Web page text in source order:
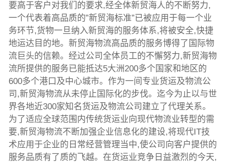
要高于客户对我们的要求,经全体新贸海人的不断努力,
一个代表着高品质的”新贸海标准”已被应用于每一个业
务环节,货物一旦纳入新贸海的服务体系,将被安全,快捷
地运达目的地。新贸海物流高品质的服务博得了国际物
流巨头的信赖。经过公司全体员工的不懈努力,新贸海物
流所提供的服务已能抵达5大洲200多个国家和地区的
600多个港口及中心城市。作为一间专业货运及物流公
司,新贸海物流从未停止国际化的步伐。迄今为止以与世
界各地近300家知名货运及物流公司建立了代理关系。
为了适应全球范围内传统货运业向现代物流业转型的需
要,新贸海物流不断加强企业信息化的建设,将现代IT技
术应用于企业的日常经营管理当中,使公司向客户提供的
服务品质有了质的飞越。在货运业竞争日益激烈的今天,